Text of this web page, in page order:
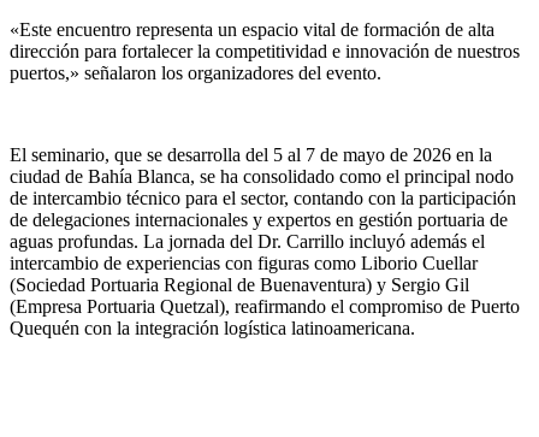
«Este encuentro representa un espacio vital de formación de alta
dirección para fortalecer la competitividad e innovación de nuestros
puertos,» señalaron los organizadores del evento.
El seminario, que se desarrolla del 5 al 7 de mayo de 2026 en la
ciudad de Bahía Blanca, se ha consolidado como el principal nodo
de intercambio técnico para el sector, contando con la participación
de delegaciones internacionales y expertos en gestión portuaria de
aguas profundas. La jornada del Dr. Carrillo incluyó además el
intercambio de experiencias con figuras como Liborio Cuellar
(Sociedad Portuaria Regional de Buenaventura) y Sergio Gil
(Empresa Portuaria Quetzal), reafirmando el compromiso de Puerto
Quequén con la integración logística latinoamericana.